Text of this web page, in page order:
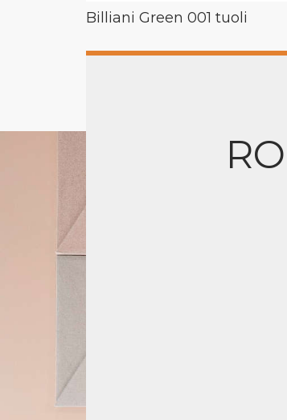
Billiani Green 001 tuoli